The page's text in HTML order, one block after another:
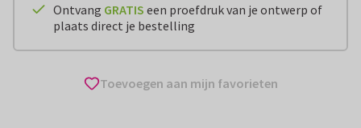
Ontvang GRATIS een proefdruk van je ontwerp of
plaats direct je bestelling
Toevoegen aan mijn favorieten